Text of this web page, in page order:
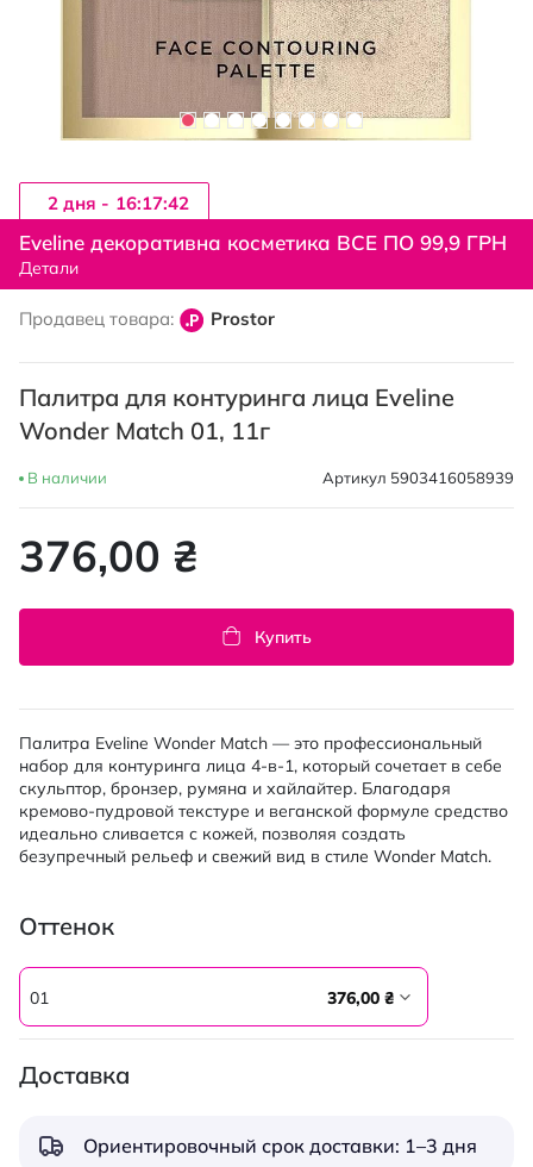
Перейти
к
началу
галереи
Eveline декоративна косметика ВСЕ ПО 99,9 ГРН
Детали
2 дня - 16:17:41
Продавец товара: Prostor
Палитра для контуринга лица Eveline
Wonder Match 01, 11г
В наличии Артикул 5903416058939
376,00 ₴
Купить
Палитра Eveline Wonder Match — это профессиональный
набор для контуринга лица 4-в-1, который сочетает в себе
скульптор, бронзер, румяна и хайлайтер. Благодаря
кремово-пудровой текстуре и веганской формуле средство
идеально сливается с кожей, позволяя создать
безупречный рельеф и свежий вид в стиле Wonder Match.
Оттенок
01 376,00 ₴
Доставка
Ориентировочный срок доставки: 1–3 дня